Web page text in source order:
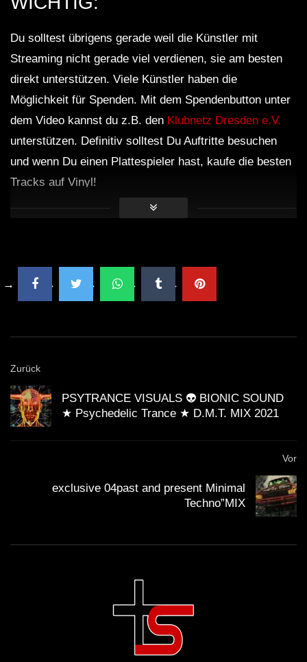
Du solltest übrigens gerade weil die Künstler mit
Streaming nicht gerade viel verdienen, sie am besten
direkt unterstützen. Viele Künstler haben die
Möglichkeit für Spenden. Mit dem Spendenbutton unter
dem Video kannst du z.B. den Klubnetz Dresden e.V.
unterstützen. Definitiv solltest Du Auftritte besuchen
und wenn Du einen Plattespieler hast, kaufe die besten
Tracks auf Vinyl!
Zurück
PSYTRANCE VISUALS 👽 BIONIC SOUND
★ Psychedelic Trance ★ D.M.T. MIX 2021
Vor
exclusive 04past and present Minimal
Technо”MIX